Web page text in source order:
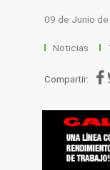
09 de Junio
Noticias
Compartir: